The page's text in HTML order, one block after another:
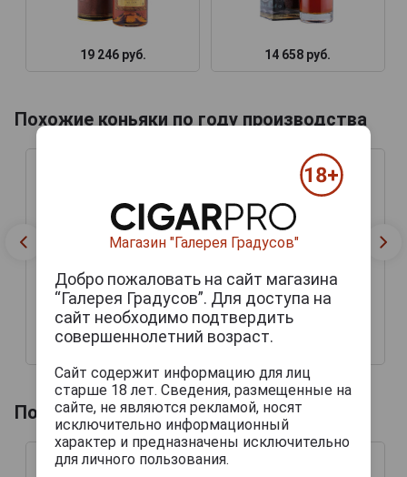
19 246 руб. 14 658 руб.
Похожие коньяки по году производства
19 246 руб.
Похожие товары по году производства
Магазин "Галерея Градусов"
Добро пожаловать на сайт магазина
“Галерея Градусов”. Для доступа на
сайт необходимо подтвердить
совершеннолетний возраст.
Сайт содержит информацию для лиц
старше 18 лет. Сведения, размещенные на
сайте, не являются рекламой, носят
исключительно информационный
характер и предназначены исключительно
для личного пользования.